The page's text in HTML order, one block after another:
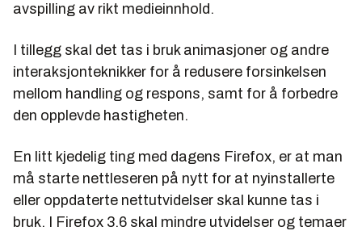
avspilling av rikt medieinnhold.
I tillegg skal det tas i bruk animasjoner og andre
interaksjonteknikker for å redusere forsinkelsen
mellom handling og respons, samt for å forbedre
den opplevde hastigheten.
En litt kjedelig ting med dagens Firefox, er at man
må starte nettleseren på nytt for at nyinstallerte
eller oppdaterte nettutvidelser skal kunne tas i
bruk. I Firefox 3.6 skal mindre utvidelser og temaer